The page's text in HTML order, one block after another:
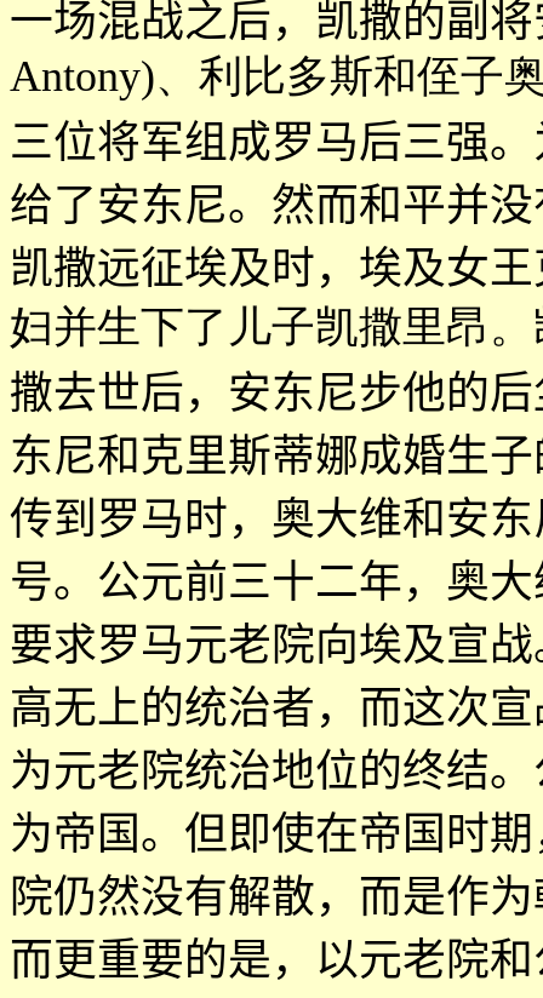
一场混战之后，凯撒的副
Antony)、利比多斯和侄子
三位将军组成罗马后三强
给了安东尼。然而和平并
凯撒远征埃及时，埃及女
妇并生下了儿子凯撒里昂。
撒去世后，安东尼步他的
东尼和克里斯蒂娜成婚生
传到罗马时，奥大维和安
号。公元前三十二年，奥
要求罗马元老院向埃及宣
高无上的统治者，而这次
为元老院统治地位的终结
为帝国。但即使在帝国时
院仍然没有解散，而是作
而更重要的是，以元老院